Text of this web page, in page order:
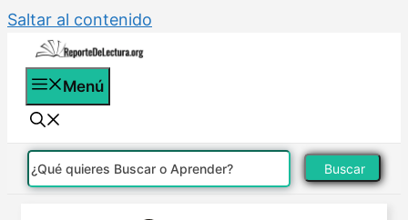
Saltar al contenido
Menú
Buscar